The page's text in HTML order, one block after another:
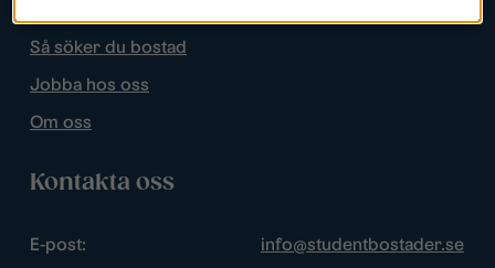
Så söker du bostad
Jobba hos oss
Om oss
Kontakta oss
E-post:
info@studentbostader.se